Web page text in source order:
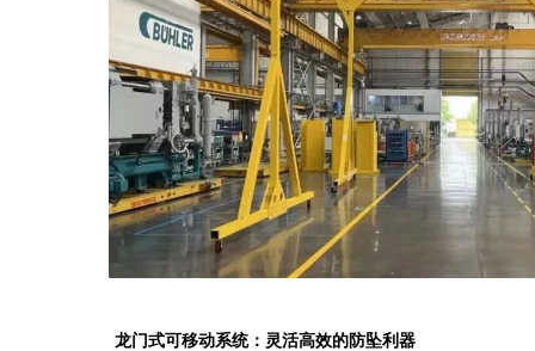
龙门式可移动系统：灵活高效的防坠利器